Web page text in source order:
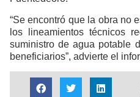
“Se encontró que la obra no
los lineamientos técnicos
suministro de agua potable
beneficiarios”, advierte el